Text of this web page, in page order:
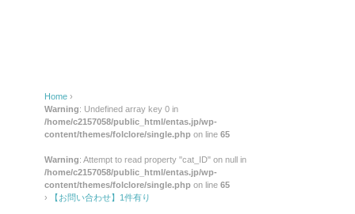
り
Home ›
Warning: Undefined array key 0 in
/home/c2157058/public_html/entas.jp/wp-
content/themes/folclore/single.php on line 65
Warning: Attempt to read property "cat_ID" on null in
/home/c2157058/public_html/entas.jp/wp-
content/themes/folclore/single.php on line 65
›
【お問い合わせ】1件有り